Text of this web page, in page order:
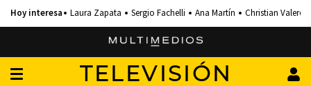
Laura Zapata Sergio Fachelli Ana Martín Christian Valero
TELEVISIÓN